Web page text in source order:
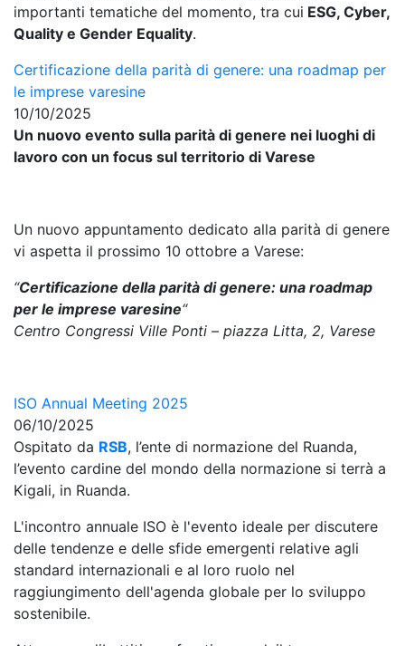
importanti tematiche del momento, tra cui ESG, Cyber,
Quality e Gender Equality.
Certificazione della parità di genere: una roadmap per
le imprese varesine
10/10/2025
Un nuovo evento sulla parità di genere nei luoghi di
lavoro con un focus sul territorio di Varese
Un nuovo appuntamento dedicato alla parità di genere
vi aspetta il prossimo 10 ottobre a Varese:
“Certificazione della parità di genere: una roadmap
per le imprese varesine“
Centro Congressi Ville Ponti – piazza Litta, 2, Varese
ISO Annual Meeting 2025
06/10/2025
Ospitato da RSB, l’ente di normazione del Ruanda,
l’evento cardine del mondo della normazione si terrà a
Kigali, in Ruanda.
L'incontro annuale ISO è l'evento ideale per discutere
delle tendenze e delle sfide emergenti relative agli
standard internazionali e al loro ruolo nel
raggiungimento dell'agenda globale per lo sviluppo
sostenibile.